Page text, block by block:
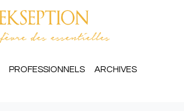
PROFESSIONNELS ARCHIVES